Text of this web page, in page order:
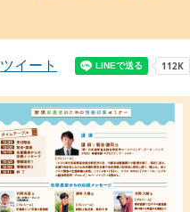
ツイート